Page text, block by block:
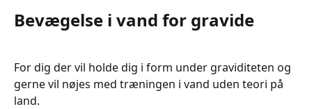
Bevægelse i vand for gravide
For dig der vil holde dig i form under graviditeten og
gerne vil nøjes med træningen i vand uden teori på
land.